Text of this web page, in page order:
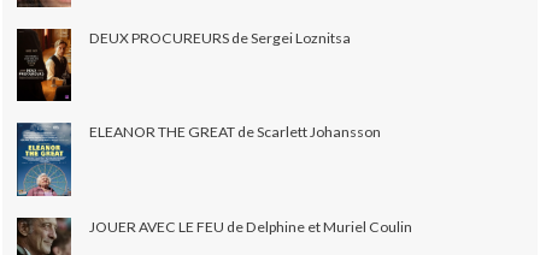
DEUX PROCUREURS de Sergei Loznitsa
ELEANOR THE GREAT de Scarlett Johansson
JOUER AVEC LE FEU de Delphine et Muriel Coulin